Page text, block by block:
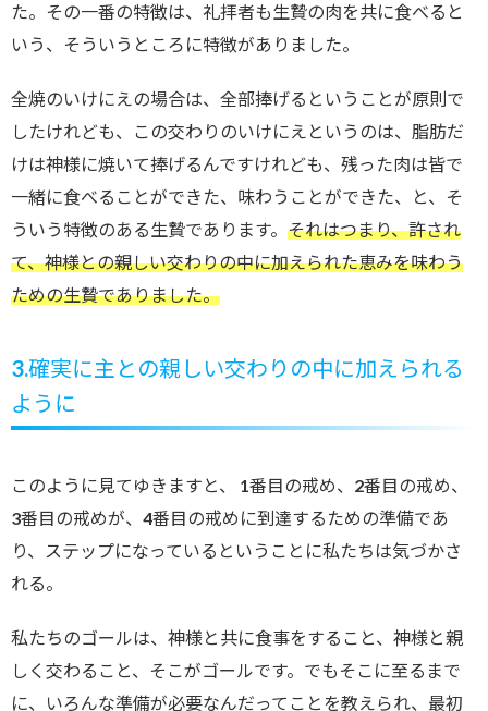
た。
その一番の特徴は、礼拝者も生贄の肉を共に食べると
いう、そういうところに特徴がありました。
全焼のいけにえの場合は、全部捧げるということが原則で
したけれども、この交わりのいけにえというのは、脂肪だ
けは神様に焼いて捧げるんですけれども、残った肉は皆で
一緒に食べることができた、味わうことができた、と、そ
ういう特徴のある生贄であります。 それはつまり、許され
て、神様との親しい交わりの中に加えられた恵みを味わう
ための生贄でありました。
3.確実に主との親しい交わりの中に加えられる
ように
このように見てゆきますと、 1番目の戒め、2番目の戒め、
3番目の戒めが、4番目の戒めに到達するための準備であ
り、ステップになっているということに私たちは気づかさ
れる。
私たちのゴールは、神様と共に食事をすること、神様と親
しく交わること、そこがゴールです。でもそこに至るまで
に、いろんな準備が必要なんだってことを教えられ、最初